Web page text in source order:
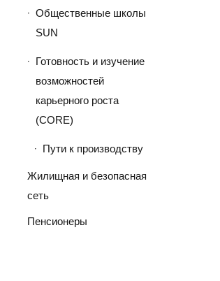
Общественные школы
SUN
Готовность и изучение
возможностей
карьерного роста
(CORE)
Пути к производству
Жилищная и безопасная
сеть
Пенсионеры